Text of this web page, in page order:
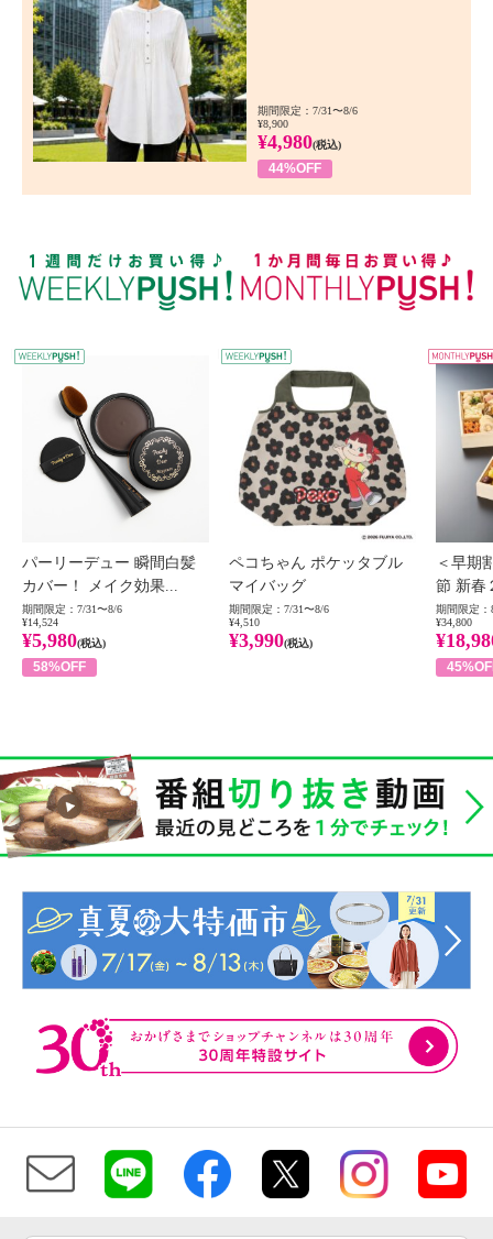
期間限定：7/31〜8/6
¥8,900
¥4,980(税込)
44%OFF
WEEKLY PUSH
パーリーデュー 瞬間白髪
カバー！ メイク効果...
期間限定：7/31〜8/6
¥14,524
¥5,980(税込)
58%OFF
ペコちゃん ポケッタブル
マイバッグ
期間限定：7/31〜8/6
¥4,510
¥3,990(税込)
＜早期
節 新春
期間限定：
¥34,800